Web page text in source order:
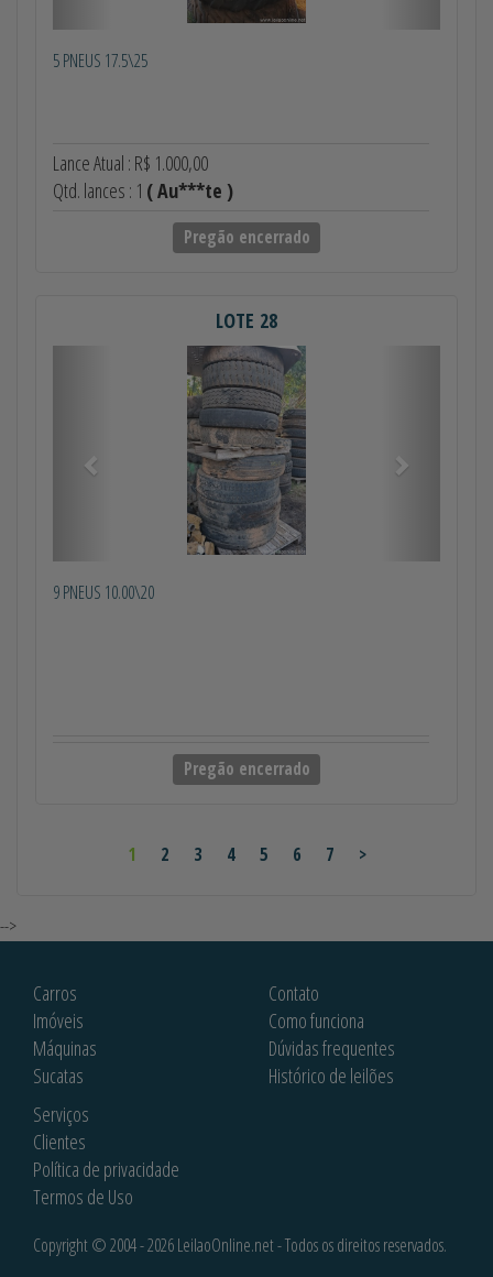
5 PNEUS 17.5\25
Lance Atual : R$ 1.000,00
Qtd. lances : 1 ( Au***te )
Pregão encerrado
LOTE 28
9 PNEUS 10.00\20
Pregão encerrado
1 2 3 4 5 6 7 >
-->
Carros
Imóveis
Máquinas
Sucatas
Contato
Como funciona
Dúvidas frequentes
Histórico de leilões
Serviços
Clientes
Política de privacidade
Termos de Uso
Copyright © 2004 - 2026 LeilaoOnline.net - Todos os direitos reservados.